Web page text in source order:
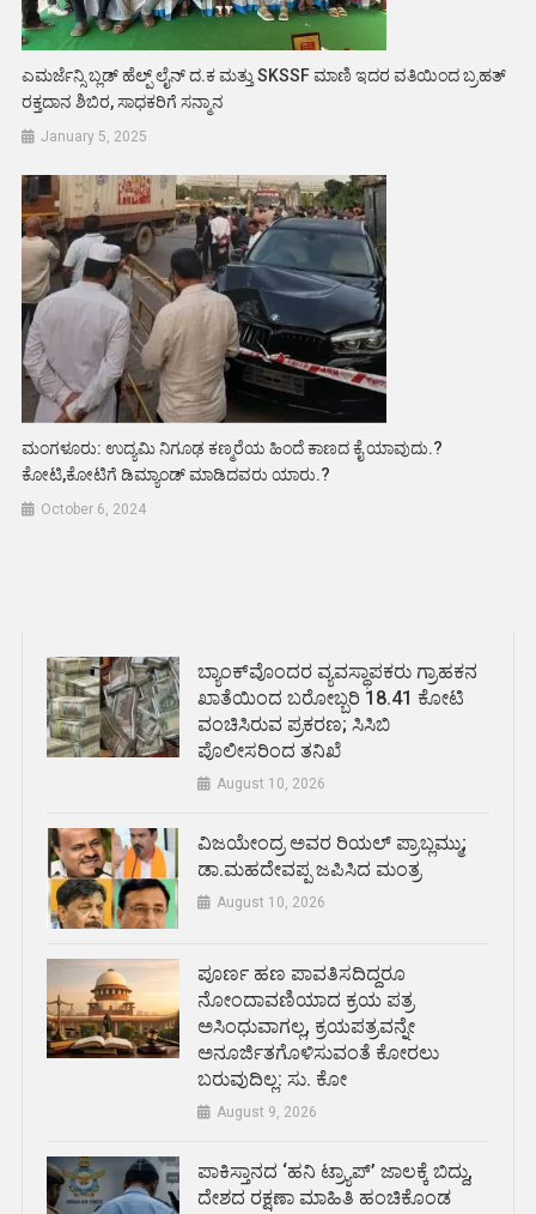
ಎಮರ್ಜೆನ್ಸಿ ಬ್ಲಡ್ ಹೆಲ್ಪ್ ಲೈನ್ ದ.ಕ ಮತ್ತು SKSSF ಮಾಣಿ ಇದರ ವತಿಯಿಂದ ಬ್ರಹತ್
ರಕ್ತದಾನ ಶಿಬಿರ, ಸಾಧಕರಿಗೆ ಸನ್ಮಾನ
January 5, 2025
ಮಂಗಳೂರು: ಉದ್ಯಮಿ ನಿಗೂಢ ಕಣ್ಮರೆಯ ಹಿಂದೆ ಕಾಣದ ಕೈ ಯಾವುದು.?
ಕೋಟಿ,ಕೋಟಿಗೆ ಡಿಮ್ಯಾಂಡ್ ಮಾಡಿದವರು ಯಾರು.?
October 6, 2024
ಬ್ಯಾಂಕ್‌ವೊಂದರ ವ್ಯವಸ್ಥಾಪಕರು ಗ್ರಾಹಕನ
ಖಾತೆಯಿಂದ ಬರೋಬ್ಬರಿ 18.41 ಕೋಟಿ
ವಂಚಿಸಿರುವ ಪ್ರಕರಣ; ಸಿಸಿಬಿ
ಪೊಲೀಸರಿಂದ ತನಿಖೆ
August 10, 2026
ವಿಜಯೇಂದ್ರ ಅವರ ರಿಯಲ್ ಪ್ರಾಬ್ಲಮ್ಮು;
ಡಾ.ಮಹದೇವಪ್ಪ ಜಪಿಸಿದ ಮಂತ್ರ
August 10, 2026
ಪೂರ್ಣ ಹಣ ಪಾವತಿಸದಿದ್ದರೂ
ನೋಂದಾವಣಿಯಾದ ಕ್ರಯ ಪತ್ರ
ಅಸಿಂಧುವಾಗಲ್ಲ, ಕ್ರಯಪತ್ರವನ್ನೇ
ಅನೂರ್ಜಿತಗೊಳಿಸುವಂತೆ ಕೋರಲು
ಬರುವುದಿಲ್ಲ: ಸು. ಕೋ
August 9, 2026
ಪಾಕಿಸ್ತಾನದ ‘ಹನಿ ಟ್ರ್ಯಾಪ್’ ಜಾಲಕ್ಕೆ ಬಿದ್ದು,
ದೇಶದ ರಕ್ಷಣಾ ಮಾಹಿತಿ ಹಂಚಿಕೊಂಡ